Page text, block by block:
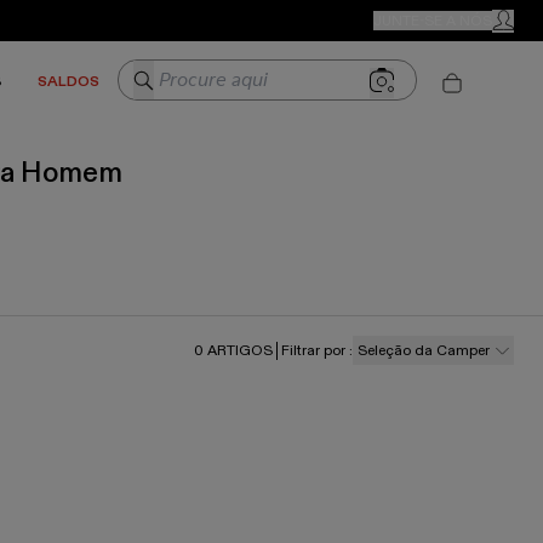
MINHA
SALDOS Procure aqui
Homem
0 ARTIGOS Filtrar por : Seleção da Camper